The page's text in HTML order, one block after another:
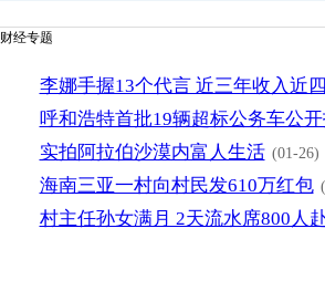
财经专题
李娜手握13个代言 近三年收入近
呼和浩特首批19辆超标公务车公
实拍阿拉伯沙漠内富人生活 (01-26)
海南三亚一村向村民发610万红包
村主任孙女满月 2天流水席800人